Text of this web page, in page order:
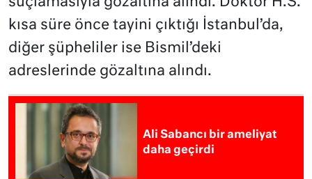
kısa süre önce tayini çıktığı İstanbul’da,
diğer şüpheliler ise Bismil’deki
adreslerinde gözaltına alındı.
Ali Sabancı bir ameliyat
daha geçirdi